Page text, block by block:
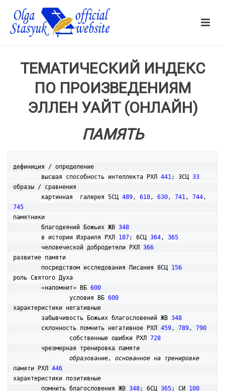
ТЕМАТИЧЕСКИЙ ИНДЕКС
ПО ПРОИЗВЕДЕНИЯМ
ЭЛЛЕН УАЙТ (ОНЛАЙН)
ПАМЯТЬ
дефиниция / определение
	высшая способность интеллекта РХЛ
441; 3СЦ 33
образы / сравнения
	картинная  галерея 5СЦ
489, 610, 630, 741, 744
745
памятники
	благодеяний Божьих ЖВ
348
	в истории Израиля РХЛ
187; 6СЦ 364, 365
	человеческой добродетели РХЛ
366
развитие памяти
	посредством исследования Писания 8СЦ
156
роль Святого Духа
	«напомнит» ВБ
600
		условия ВБ
600
характеристики негативные
	забывчивость Божьих благословений ЖВ
348
	склонность помнить негативное РХЛ
459, 789, 790
		собственные ошибки РХЛ
728
образование, основанное на тренировке
памяти РХЛ 446
характеристики позитивные
	помнить благословения ЖВ
348; 6СЦ 365; СИ 100